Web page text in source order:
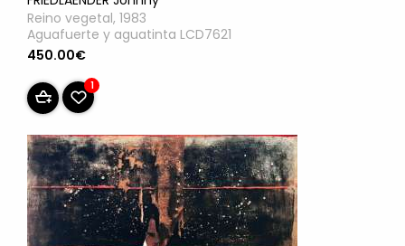
Reino vegetal, 1983
Aguafuerte y aguatinta LCD7621
450.00€
1